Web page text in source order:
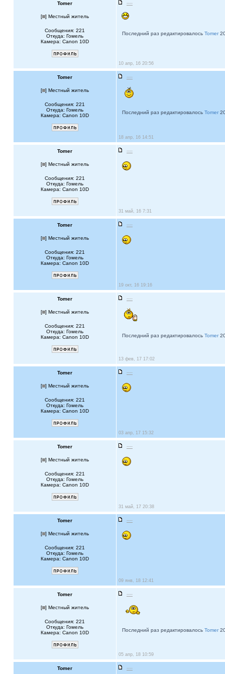
Tomer ----
[ ] Местный житель
Сообщения: 221
Откуда: Гомель
Камера: Canon 10D
Последний раз редактировалось Tomer20
10 апр, 16 20:56
Tomer ----
[ ] Местный житель
Сообщения: 221
Откуда: Гомель
Камера: Canon 10D
Последний раз редактировалось Tomer
18 апр, 16 14:51
Tomer ----
[ ] Местный житель
Сообщения: 221
Откуда: Гомель
Камера: Canon 10D
31 май, 16 7:31
Tomer ----
[ ] Местный житель
Сообщения: 221
Откуда: Гомель
Камера: Canon 10D
19 окт, 16 19:16
Tomer ----
[ ] Местный житель
Сообщения: 221
Откуда: Гомель
Камера: Canon 10D
Последний раз редактировалось Tomer20
13 фев, 17 17:02
Tomer ----
[ ] Местный житель
Сообщения: 221
Откуда: Гомель
Камера: Canon 10D
03 апр, 17 15:32
Tomer ----
[ ] Местный житель
Сообщения: 221
Откуда: Гомель
Камера: Canon 10D
31 май, 17 20:38
Tomer ----
[ ] Местный житель
Сообщения: 221
Откуда: Гомель
Камера: Canon 10D
09 янв, 18 12:41
Tomer ----
[ ] Местный житель
Сообщения: 221
Откуда: Гомель
Камера: Canon 10D
Последний раз редактировалось Tomer20
05 апр, 18 10:59
Tomer ----